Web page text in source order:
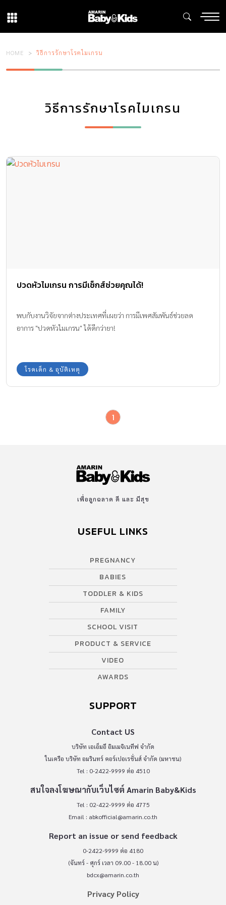
HOME วิธีการรักษาโรคไมเกรน
วิธีการรักษาโรคไมเกรน
ปวดหัวไมเกรน การมีเซ็กส์ช่วยคุณได้!
พบกับงานวิจัยจากต่างประเทศที่เผยว่า การมีเพศสัมพันธ์ช่วยลด
อาการ "ปวดหัวไมเกรน" ได้ดีกว่ายา!
โรคเด็ก & อุบัติเหตุ
1
เพื่อลูกฉลาด ดี และ มีสุข
USEFUL LINKS
PREGNANCY
BABIES
TODDLER & KIDS
FAMILY
SCHOOL VISIT
PRODUCT & SERVICE
VIDEO
AWARDS
SUPPORT
Contact US
บริษัท เอเอ็มอี อิมเมจิเนทีฟ จำกัด
ในเครือ บริษัท อมรินทร์ คอร์เปอเรชั่นส์ จำกัด (มหาชน)
Tel : 0-2422-9999 ต่อ 4510
สนใจลงโฆษณากับเว็บไซต์ Amarin Baby&Kids
Tel : 02-422-9999 ต่อ 4775
Email : abkofficial@amarin.co.th
Report an issue or send feedback
0-2422-9999 ต่อ 4180
(จันทร์ - ศุกร์ เวลา 09.00 - 18.00 น)
bdcx@amarin.co.th
Privacy Policy